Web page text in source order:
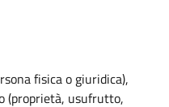
fisica o giuridica),
(proprietà, usufrutto,